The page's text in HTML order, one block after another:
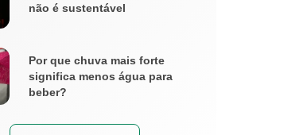
não é sustentável
Por que chuva mais forte
significa menos água para
beber?